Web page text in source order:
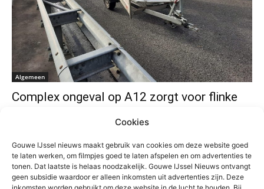
Cookies
Gouwe IJssel nieuws maakt gebruik van cookies om deze website goed
te laten werken, om filmpjes goed te laten afspelen en om advertenties te
tonen. Dat laatste is helaas noodzakelijk. Gouwe IJssel Nieuws ontvangt
geen subsidie waardoor er alleen inkomsten uit advertenties zijn. Deze
Algemeen
Complex ongeval op A12 zorgt voor flinke